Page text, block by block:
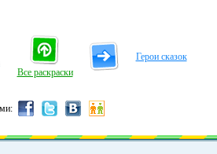
Все раскраски
Герои сказок